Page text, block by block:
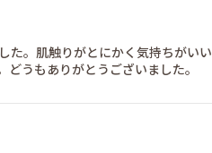
た。肌触りがとにかく気持ちがい
うもありがとうございました。